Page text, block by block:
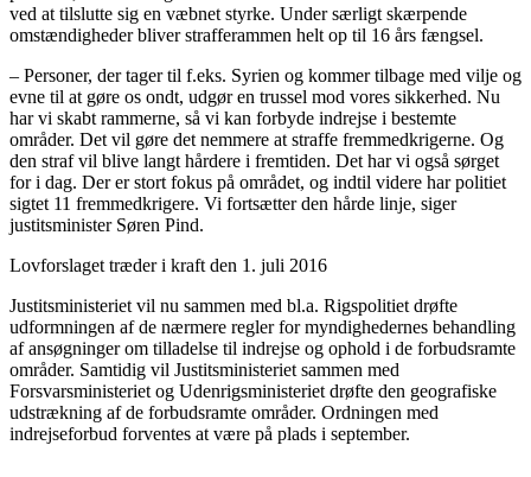
ved at tilslutte sig en væbnet styrke. Under særligt skærpende
omstændigheder bliver strafferammen helt op til 16 års fængsel.
– Personer, der tager til f.eks. Syrien og kommer tilbage med vilje og
evne til at gøre os ondt, udgør en trussel mod vores sikkerhed. Nu
har vi skabt rammerne, så vi kan forbyde indrejse i bestemte
områder. Det vil gøre det nemmere at straffe fremmedkrigerne. Og
den straf vil blive langt hårdere i fremtiden. Det har vi også sørget
for i dag. Der er stort fokus på området, og indtil videre har politiet
sigtet 11 fremmedkrigere. Vi fortsætter den hårde linje, siger
justitsminister Søren Pind.
Lovforslaget træder i kraft den 1. juli 2016
Justitsministeriet vil nu sammen med bl.a. Rigspolitiet drøfte
udformningen af de nærmere regler for myndighedernes behandling
af ansøgninger om tilladelse til indrejse og ophold i de forbudsramte
områder. Samtidig vil Justitsministeriet sammen med
Forsvarsministeriet og Udenrigsministeriet drøfte den geografiske
udstrækning af de forbudsramte områder. Ordningen med
indrejseforbud forventes at være på plads i september.